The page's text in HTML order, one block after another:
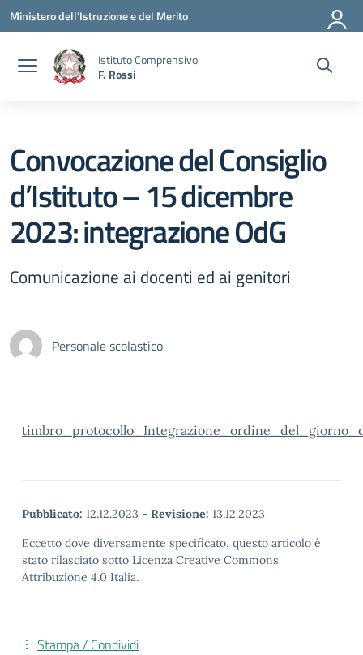
Vai ai contenuti
Vai al menu di navigazione
Vai al footer
Ministero dell'Istruzione e del Merito
Istituto Comprensivo
F. Rossi
Convocazione del Consiglio
d’Istituto – 15 dicembre
2023: integrazione OdG
Comunicazione ai docenti ed ai genitori
Personale scolastico
Pubblicato: 12.12.2023 - Revisione: 13.12.2023
Eccetto dove diversamente specificato, questo articolo è
stato rilasciato sotto Licenza Creative Commons
Attribuzione 4.0 Italia.
Stampa / Condividi